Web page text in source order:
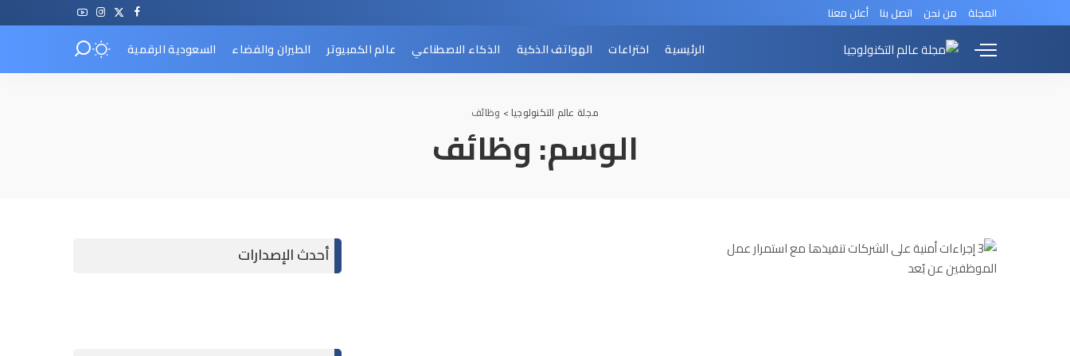
المجلة من نحن اتصل بنا أعلن معنا
الرئيسية اختراعات الهواتف الذكية الذكاء الاصطناعي عالم الكمبيوتر الطيران والفضاء السعودية الرقمية
مجلة عالم التكنولوجيا> وظائف
الوسم:وظائف
أحدث الإصدارات